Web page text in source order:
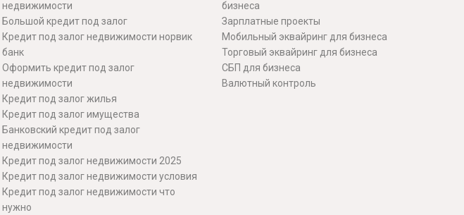
недвижимости
Большой кредит под залог
Кредит под залог недвижимости норвик
банк
Оформить кредит под залог
недвижимости
Кредит под залог жилья
Кредит под залог имущества
Банковский кредит под залог
недвижимости
Кредит под залог недвижимости 2025
Кредит под залог недвижимости условия
Кредит под залог недвижимости что
нужно
бизнеса
Зарплатные проекты
Мобильный эквайринг для бизнеса
Торговый эквайринг для бизнеса
СБП для бизнеса
Валютный контроль